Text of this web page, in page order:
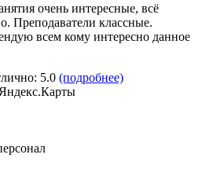
очень интересные, всё
Преподаватели классные.
всем кому интересно данное
5.0 (подробнее)
Яндекс.Карты